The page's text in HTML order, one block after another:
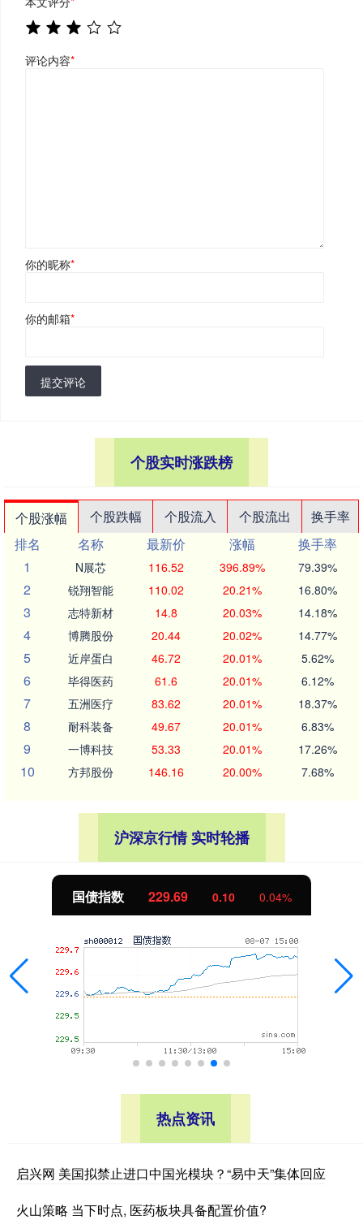
评论内容*
你的昵称*
你的邮箱*
提交评论
个股实时涨跌榜
个股涨幅 个股跌幅 个股流入 个股流出
换手率
排名
名称 最新价 涨幅
换手率
1
N展芯 116.52 396.89% 79.39%
2 锐翔智能 110.02 20.21% 16.80%
3 志特新材 14.8 20.03% 14.18%
4 博腾股份 20.44 20.02% 14.77%
5 近岸蛋白 46.72 20.01% 5.62%
6 毕得医药 61.6 20.01% 6.12%
7 五洲医疗 83.62 20.01% 18.37%
8 耐科装备 49.67 20.01% 6.83%
9 一博科技 53.33 20.01% 17.26%
10 方邦股份 146.16 20.00% 7.68%
沪深京行情 实时轮播
国债指数 229.69 0.10 0.04%
热点资讯
启兴网 美国拟禁止进口中国光模块？“易中天”集体回应
火山策略 当下时点, 医药板块具备配置价值?